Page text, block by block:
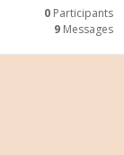
0 Participants
9 Messages